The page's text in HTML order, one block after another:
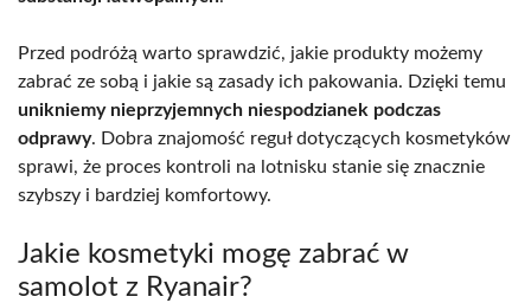
Przed podróżą warto sprawdzić, jakie produkty możemy
zabrać ze sobą i jakie są zasady ich pakowania. Dzięki temu
unikniemy nieprzyjemnych niespodzianek podczas
odprawy. Dobra znajomość reguł dotyczących kosmetyków
sprawi, że proces kontroli na lotnisku stanie się znacznie
szybszy i bardziej komfortowy.
Jakie kosmetyki mogę zabrać w
samolot z Ryanair?